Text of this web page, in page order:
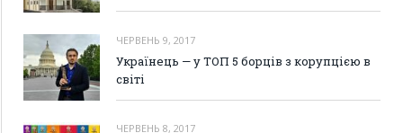
ЧЕРВЕНЬ 9, 2017
Українець — у ТОП 5 борців з корупцією в
світі
ЧЕРВЕНЬ 8, 2017